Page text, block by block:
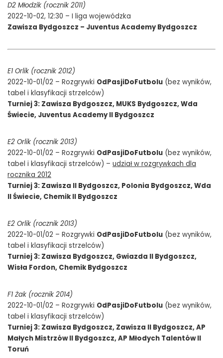
D2 Młodzik (rocznik 2011)
2022-10-02, 12:30 – I liga wojewódzka
Zawisza Bydgoszcz – Juventus Academy Bydgoszcz
E1 Orlik (rocznik 2012)
2022-10-01/02 – Rozgrywki OdPasjiDoFutbolu (bez wyników,
tabel i klasyfikacji strzelców)
Turniej 3: Zawisza Bydgoszcz, MUKS Bydgoszcz, Wda
Świecie, Juventus Academy II Bydgoszcz
E2 Orlik (rocznik 2013)
2022-10-01/02 – Rozgrywki OdPasjiDoFutbolu (bez wyników,
tabel i klasyfikacji strzelców) – udział w rozgrywkach dla
rocznika 2012
Turniej 3: Zawisza II Bydgoszcz, Polonia Bydgoszcz, Wda
II Świecie, Chemik II Bydgoszcz
E2 Orlik (rocznik 2013)
2022-10-01/02 – Rozgrywki OdPasjiDoFutbolu (bez wyników,
tabel i klasyfikacji strzelców)
Turniej 3: Zawisza Bydgoszcz, Gwiazda II Bydgoszcz,
Wisła Fordon, Chemik Bydgoszcz
F1 Żak (rocznik 2014)
2022-10-01/02 – Rozgrywki OdPasjiDoFutbolu (bez wyników,
tabel i klasyfikacji strzelców)
Turniej 3: Zawisza Bydgoszcz, Zawisza II Bydgoszcz, AP
Małych Mistrzów II Bydgoszcz, AP Młodych Talentów II
Toruń